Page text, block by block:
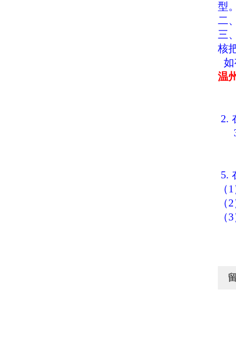
型。
二
三
核
温
2.
5.
（
（